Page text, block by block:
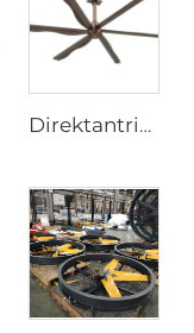
Direktantrieb 12FT Schule Restaurant großer Lüfter hvls gewerblicher Deckenlüfter